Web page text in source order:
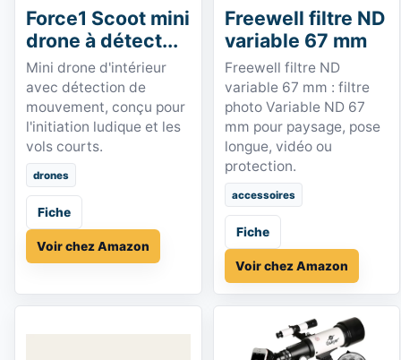
Force1 Scoot mini
drone à détect...
Mini drone d'intérieur
avec détection de
mouvement, conçu pour
l'initiation ludique et les
vols courts.
drones
Fiche
Voir chez Amazon
Freewell filtre ND
variable 67 mm
Freewell filtre ND
variable 67 mm : filtre
photo Variable ND 67
mm pour paysage, pose
longue, vidéo ou
protection.
accessoires
Fiche
Voir chez Amazon